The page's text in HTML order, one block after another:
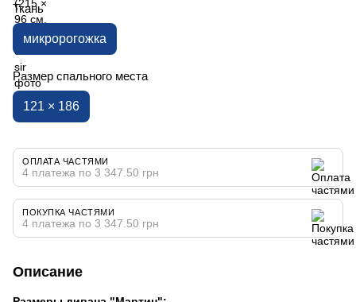
Ткань
микророгожка
Размер спального места
121 × 186
ОПЛАТА ЧАСТЯМИ
4 платежа по 3 347.50 грн
ПОКУПКА ЧАСТЯМИ
4 платежа по 3 347.50 грн
Описание